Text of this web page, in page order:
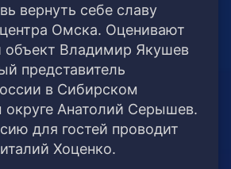
вернуть себе славу
Омска. Оценивают
объект Владимир Якушев
представитель
в Сибирском
округе Анатолий Серышев.
для гостей проводит
Хоценко.